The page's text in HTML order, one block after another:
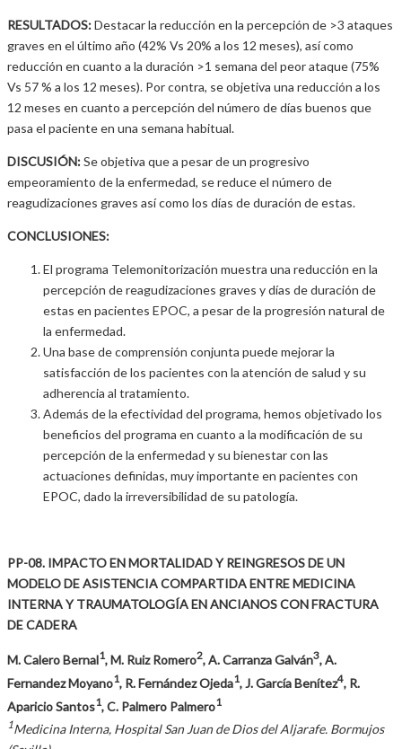
RESULTADOS:Destacar la reducción en la percepción de >3 ataques
graves en el último año (42% Vs 20% a los 12 meses), así como
reducción en cuanto a la duración >1 semana del peor ataque (75%
Vs 57 % a los 12 meses). Por contra, se objetiva una reducción a los
12 meses en cuanto a percepción del número de días buenos que
pasa el paciente en una semana habitual.
DISCUSIÓN:Se objetiva que a pesar de un progresivo
empeoramiento de la enfermedad, se reduce el número de
reagudizaciones graves así como los días de duración de estas.
CONCLUSIONES:
El programa Telemonitorización muestra una reducción en la
percepción de reagudizaciones graves y días de duración de
estas en pacientes EPOC, a pesar de la progresión natural de
la enfermedad.
Una base de comprensión conjunta puede mejorar la
satisfacción de los pacientes con la atención de salud y su
adherencia al tratamiento.
Además de la efectividad del programa, hemos objetivado los
beneficios del programa en cuanto a la modificación de su
percepción de la enfermedad y su bienestar con las
actuaciones definidas, muy importante en pacientes con
EPOC, dado la irreversibilidad de su patología.
PP-08. IMPACTO EN MORTALIDAD Y REINGRESOS DE UN
MODELO DE ASISTENCIA COMPARTIDA ENTRE MEDICINA
INTERNA Y TRAUMATOLOGÍA EN ANCIANOS CON FRACTURA
DE CADERA
M. Calero Bernal1, M. Ruiz Romero2, A. Carranza Galván3, A.
Fernandez Moyano1, R. Fernández Ojeda1, J. García Benítez4, R.
Aparicio Santos1, C. Palmero Palmero1
1Medicina Interna, Hospital San Juan de Dios del Aljarafe. Bormujos